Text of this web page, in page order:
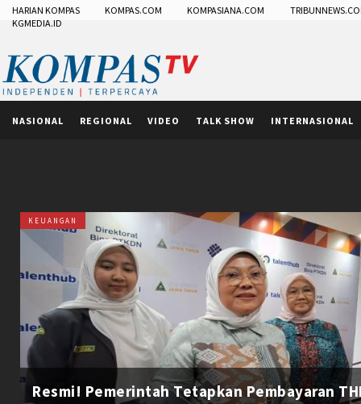
HARIAN KOMPAS KOMPAS.COM KOMPASIANA.COM
KGMEDIA.ID
NASIONAL REGIONAL VIDEO TALK SHOW INTERNASIONAL
KEUANGAN
Resmi! Pemerintah Tetapkan Pembayaran